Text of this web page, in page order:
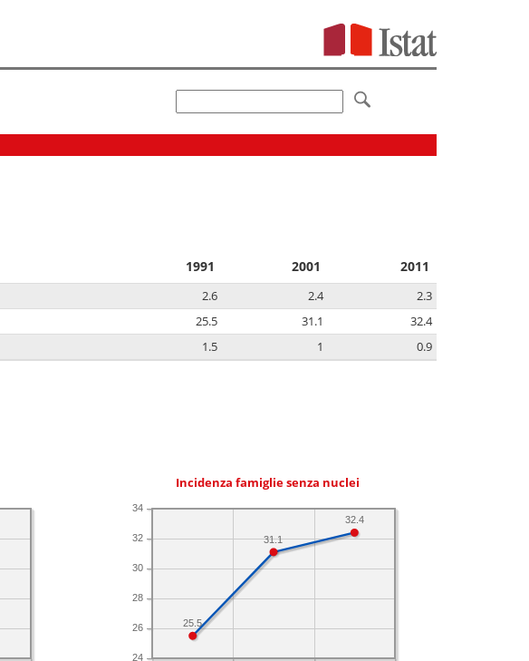
1991 2001 2011
2.6 2.4
2.3
25.5 31.1
32.4
1.5 1 0.9
Incidenza famiglie senza nuclei
24
26
28
30
32
34
32.4
31.1
25.5